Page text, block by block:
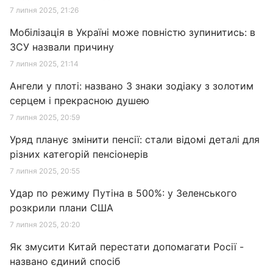
7 липня 2025, 21:26
Мобілізація в Україні може повністю зупинитись: в
ЗСУ назвали причину
7 липня 2025, 21:14
Ангели у плоті: названо 3 знаки зодіаку з золотим
серцем і прекрасною душею
7 липня 2025, 20:59
Уряд планує змінити пенсії: стали відомі деталі для
різних категорій пенсіонерів
7 липня 2025, 20:55
Удар по режиму Путіна в 500%: у Зеленського
розкрили плани США
7 липня 2025, 20:20
Як змусити Китай перестати допомагати Росії -
названо єдиний спосіб